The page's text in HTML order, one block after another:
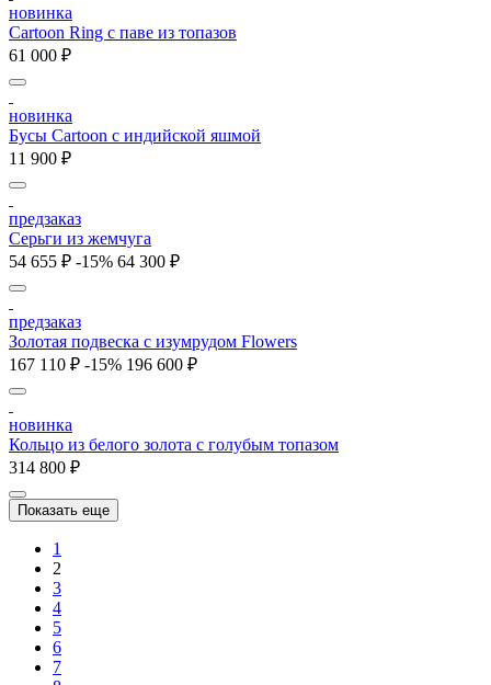
новинка
Cartoon Ring с паве из топазов
61 000 ₽
новинка
Бусы Cartoon с индийской яшмой
11 900 ₽
предзаказ
Серьги из жемчуга
54 655 ₽ -15% 64 300 ₽
предзаказ
Золотая подвеска с изумрудом Flowers
167 110 ₽ -15% 196 600 ₽
новинка
Кольцо из белого золота с голубым топазом
314 800 ₽
Показать еще
1
2
3
4
5
6
7